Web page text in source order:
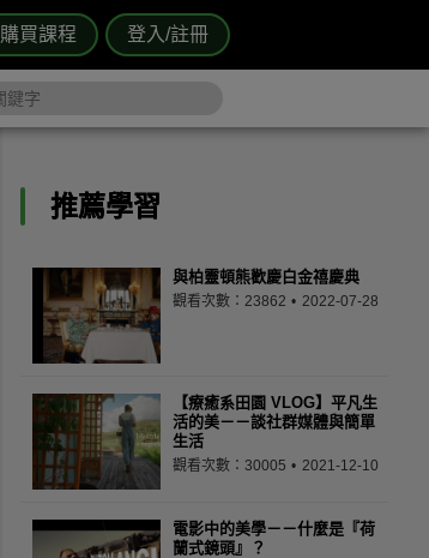
購買課程 登入/註冊
推薦學習
與柏靈頓熊歡慶白金禧慶典
觀看次數：23862 2022-07-28
【療癒系田園 VLOG】平凡生
活的美－－談社群媒體與簡單
生活
觀看次數：30005 2021-12-10
電影中的美學－－什麼是『荷
蘭式鏡頭』？